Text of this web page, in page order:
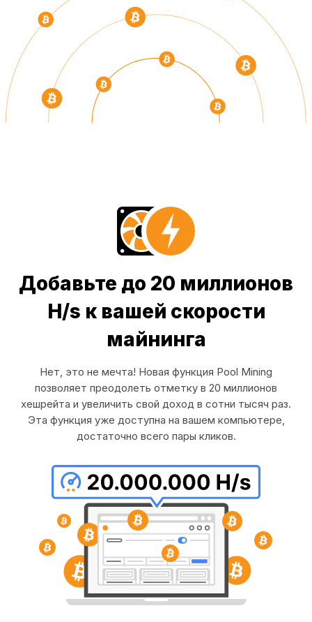
Добавьте до 20 миллионов
H/s к вашей скорости
майнинга
Нет, это не мечта! Новая функция Pool Mining
позволяет преодолеть отметку в 20 миллионов
хешрейта и увеличить свой доход в сотни тысяч раз.
Эта функция уже доступна на вашем компьютере,
достаточно всего пары кликов.